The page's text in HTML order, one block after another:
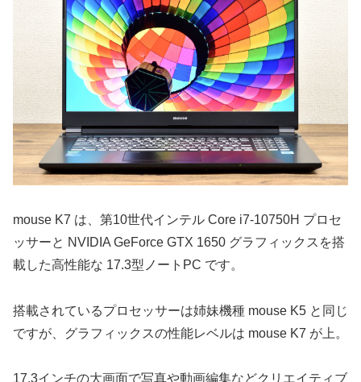
mouse K7 は、第10世代インテル Core i7-10750H プロセ
ッサーと NVIDIA GeForce GTX 1650 グラフィックスを搭
載した高性能な 17.3型ノートPC です。
搭載されているプロセッサーは姉妹機種 mouse K5 と同じ
ですが、グラフィックスの性能レベルは mouse K7 が上。
17.3インチの大画面で写真や動画編集などクリエイティブ